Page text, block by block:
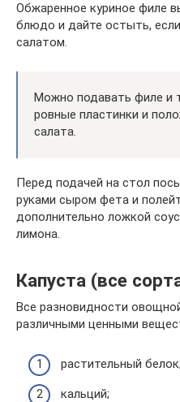
Обжаренное куриное филе
блюдо и дайте остыть,
салатом.
Можно подавать филе и
ровные пластинки и
салата.
Перед подачей на стол
руками сыром фета и
дополнительно ложкой
лимона.
Капуста (все
Все разновидности
различными ценными
растительный белок;
кальций;